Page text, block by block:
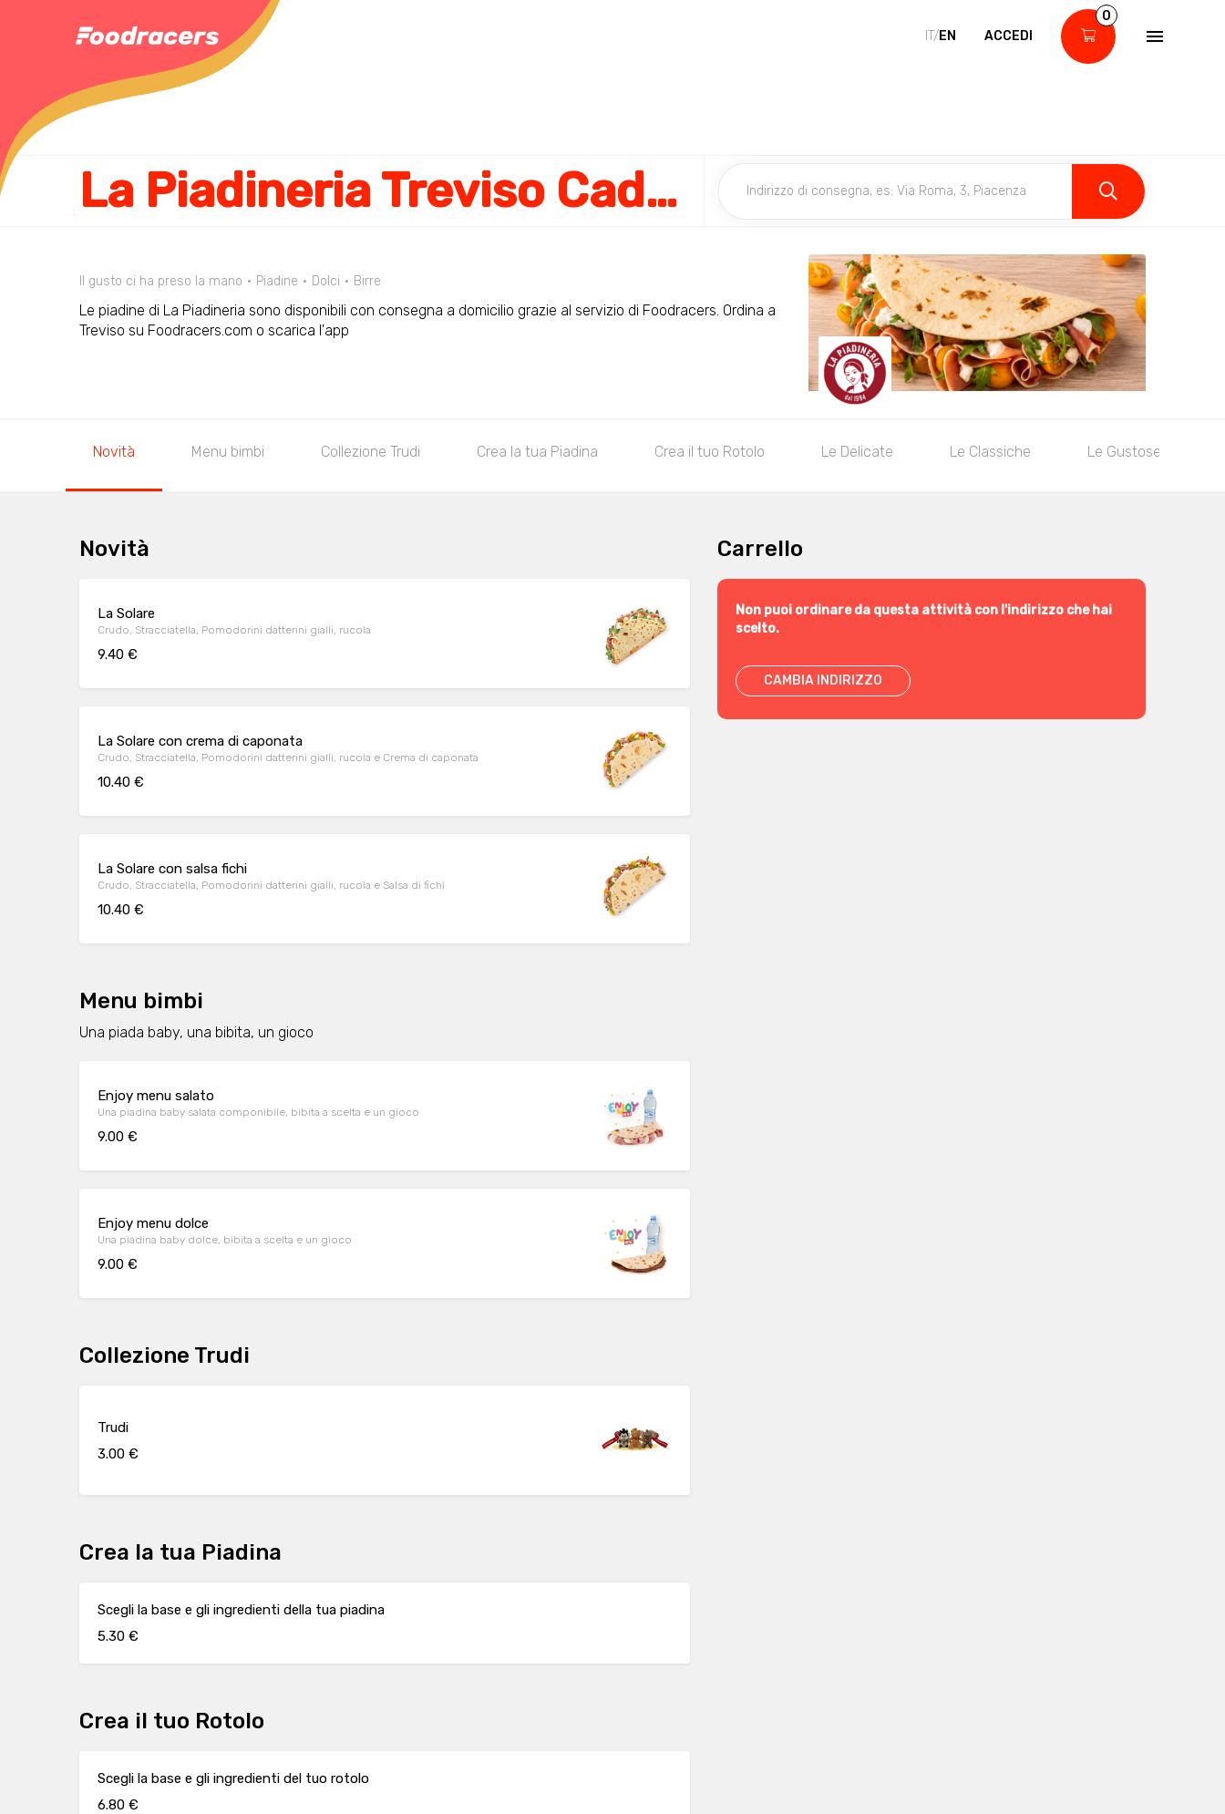
IT/EN ACCEDI
0
La Piadineria Treviso Cadorna
Il gusto ci ha preso la mano Piadine Dolci Birre
Le piadine di La Piadineria sono disponibili con consegna a domicilio grazie al servizio di Foodracers. Ordina a
Treviso su Foodracers.com o scarica l'app
Novità Menu bimbi Collezione Trudi Crea la tua Piadina Crea il tuo Rotolo Le Delicate Le Classiche Le Gustose
Novità
La Solare
Crudo, Stracciatella, Pomodorini datterini gialli, rucola
9.40 €
La Solare con crema di caponata
Crudo, Stracciatella, Pomodorini datterini gialli, rucola e Crema di caponata
10.40 €
La Solare con salsa fichi
Crudo, Stracciatella, Pomodorini datterini gialli, rucola e Salsa di fichi
10.40 €
Menu bimbi
Una piada baby, una bibita, un gioco
Enjoy menu salato
Una piadina baby salata componibile, bibita a scelta e un gioco
9.00 €
Enjoy menu dolce
Una piadina baby dolce, bibita a scelta e un gioco
9.00 €
Collezione Trudi
Trudi
3.00 €
Crea la tua Piadina
Scegli la base e gli ingredienti della tua piadina
5.30 €
Crea il tuo Rotolo
Scegli la base e gli ingredienti del tuo rotolo
6.80 €
Carrello
Non puoi ordinare da questa attività con l'indirizzo che hai
scelto.
CAMBIA INDIRIZZO